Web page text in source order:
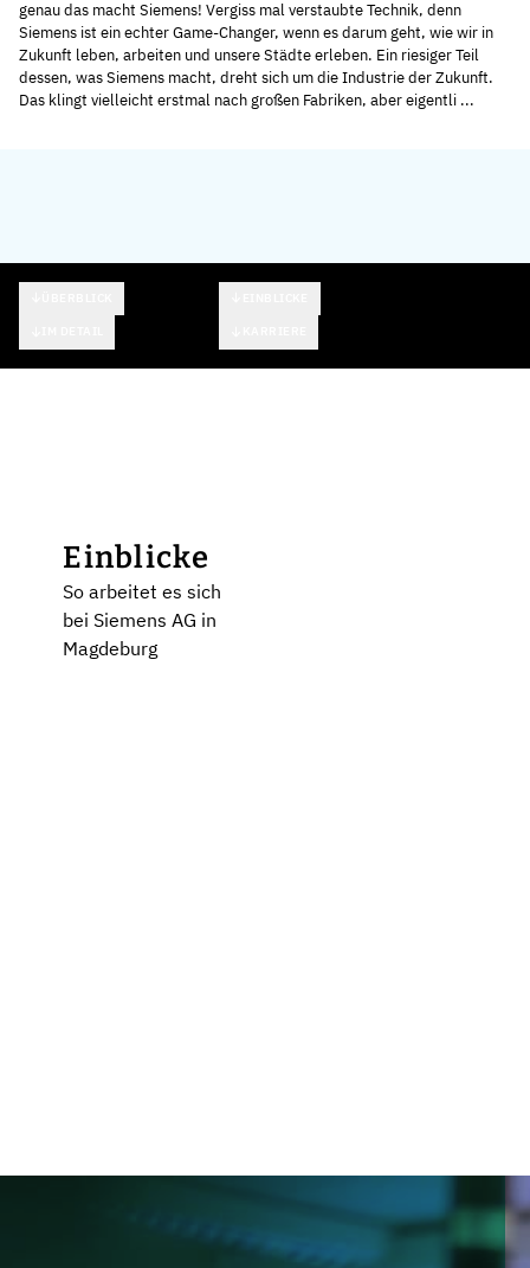
genau das macht Siemens! Vergiss mal verstaubte Technik, denn
Siemens ist ein echter Game-Changer, wenn es darum geht, wie wir in
Zukunft leben, arbeiten und unsere Städte erleben. Ein riesiger Teil
dessen, was Siemens macht, dreht sich um die Industrie der Zukunft.
Das klingt vielleicht erstmal nach großen Fabriken, aber eigentli ...
Einblicke
So arbeitet es sich
bei Siemens AG in
Magdeburg